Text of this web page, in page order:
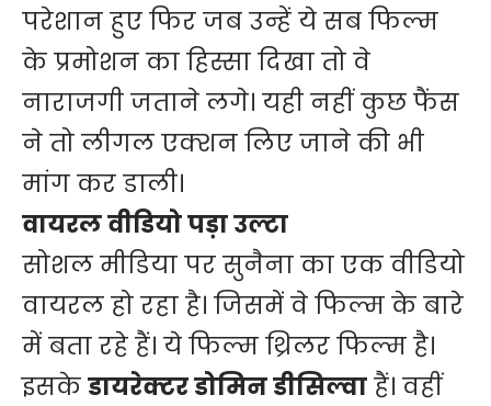
परेशान हुए फिर जब उन्हें ये सब फिल्म
के प्रमोशन का हिस्सा दिखा तो वे
नाराजगी जताने लगे। यही नहीं कुछ फैंस
ने तो लीगल एक्शन लिए जाने की भी
मांग कर डाली।
वायरल वीडियो पड़ा उल्टा
सोशल मीडिया पर सुनैना का एक वीडियो
वायरल हो रहा है। जिसमें वे फिल्म के बारे
में बता रहे हैं। ये फिल्म थ्रिलर फिल्म है।
इसकेडायरेक्टर डोमिन डीसिल्वाहैं। वहीं